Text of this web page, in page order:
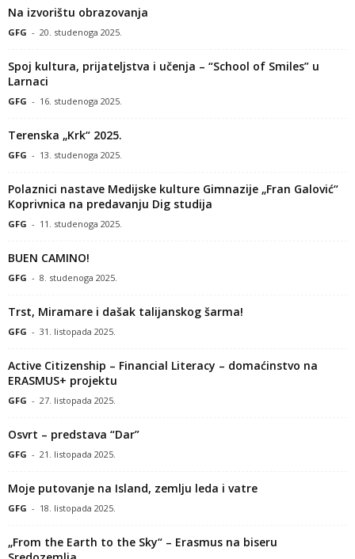
Na izvorištu obrazovanja
GFG - 20. studenoga 2025.
Spoj kultura, prijateljstva i učenja – “School of Smiles” u
Larnaci
GFG - 16. studenoga 2025.
Terenska „Krk“ 2025.
GFG - 13. studenoga 2025.
Polaznici nastave Medijske kulture Gimnazije „Fran Galović“
Koprivnica na predavanju Dig studija
GFG - 11. studenoga 2025.
BUEN CAMINO!
GFG - 8. studenoga 2025.
Trst, Miramare i dašak talijanskog šarma!
GFG - 31. listopada 2025.
Active Citizenship – Financial Literacy – domaćinstvo na
ERASMUS+ projektu
GFG - 27. listopada 2025.
Osvrt – predstava “Dar”
GFG - 21. listopada 2025.
Moje putovanje na Island, zemlju leda i vatre
GFG - 18. listopada 2025.
„From the Earth to the Sky“ – Erasmus na biseru